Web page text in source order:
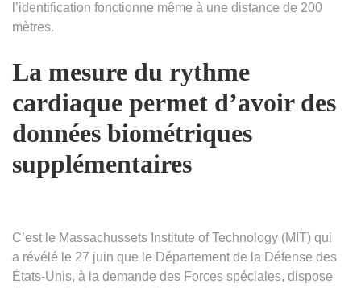
l’identification fonctionne même à une distance de 200
mètres.
La mesure du rythme
cardiaque permet d’avoir des
données biométriques
supplémentaires
C’est le Massachussets Institute of Technology (MIT) qui
a révélé le 27 juin que le Département de la Défense des
États-Unis, à la demande des Forces spéciales, dispose